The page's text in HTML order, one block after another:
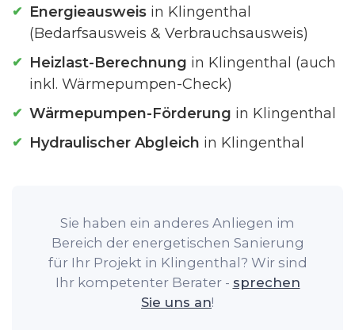
Energieausweis in Klingenthal
(Bedarfsausweis & Verbrauchsausweis)
Heizlast-Berechnung in Klingenthal (auch
inkl. Wärmepumpen-Check)
Wärmepumpen-Förderung in Klingenthal
Hydraulischer Abgleich in Klingenthal
Sie haben ein anderes Anliegen im
Bereich der energetischen Sanierung
für Ihr Projekt in Klingenthal? Wir sind
Ihr kompetenter Berater - sprechen
Sie uns an!